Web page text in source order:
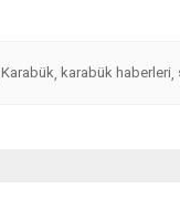
Karabük, karabük haberleri,